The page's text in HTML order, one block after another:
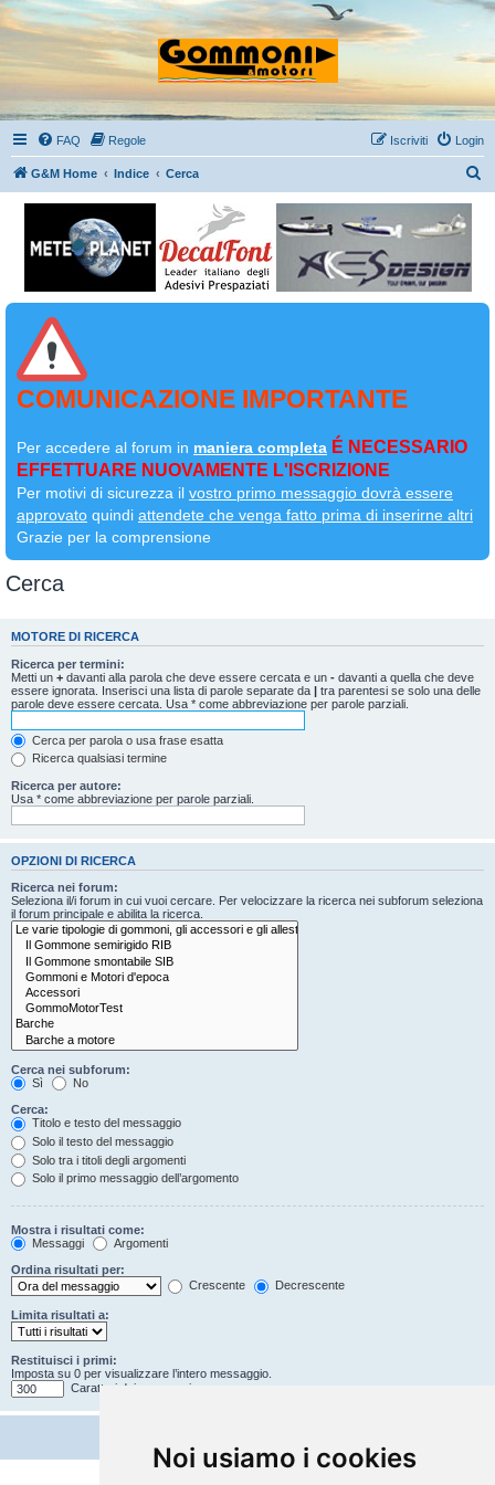
Noi usiamo i cookies
FAQ Regole Login
Iscriviti
G&M Home Indice Cerca
COMUNICAZIONE IMPORTANTE
Per accedere al forum in maniera completa É NECESSARIO
EFFETTUARE NUOVAMENTE L'ISCRIZIONE
Per motivi di sicurezza il vostro primo messaggio dovrà essere
approvato quindi attendete che venga fatto prima di inserirne altri
Grazie per la comprensione
Cerca
MOTORE DI RICERCA
Ricerca per termini:
Metti un + davanti alla parola che deve essere cercata e un - davanti a quella che deve
essere ignorata. Inserisci una lista di parole separate da | tra parentesi se solo una delle
parole deve essere cercata. Usa * come abbreviazione per parole parziali.
Cerca per parola o usa frase esatta
Ricerca qualsiasi termine
Ricerca per autore:
Usa * come abbreviazione per parole parziali.
OPZIONI DI RICERCA
Ricerca nei forum:
Seleziona il/i forum in cui vuoi cercare. Per velocizzare la ricerca nei subforum seleziona
il forum principale e abilita la ricerca.
Cerca nei subforum:
Sì
No
Cerca:
Titolo e testo del messaggio
Solo il testo del messaggio
Solo tra i titoli degli argomenti
Solo il primo messaggio dell’argomento
Mostra i risultati come:
Messaggi
Argomenti
Ordina risultati per:
Crescente
Decrescente
Limita risultati a:
Restituisci i primi:
Imposta su 0 per visualizzare l’intero messaggio.
Caratteri dei messaggi